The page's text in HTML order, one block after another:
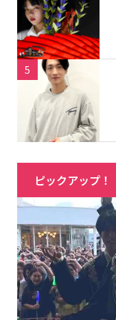
5
ピックアップ！